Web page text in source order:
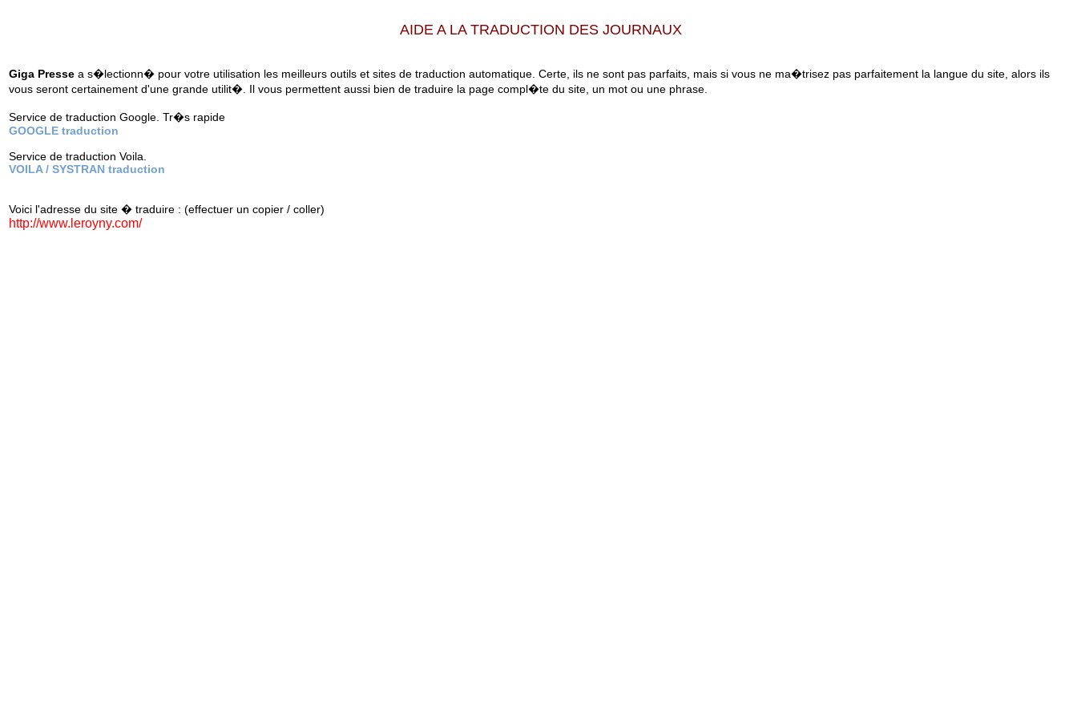
AIDE A LA TRADUCTION DES JOURNAUX
Giga Presse a s�lectionn� pour votre utilisation les meilleurs outils et sites de traduction automatique. Certe, ils ne sont pas parfaits, mais si vous ne ma�trisez pas parfaitement la langue du site, alors ils
vous seront certainement d'une grande utilit�. Il vous permettent aussi bien de traduire la page compl�te du site, un mot ou une phrase.
Service de traduction Google. Tr�s rapide
GOOGLE traduction
Service de traduction Voila.
VOILA / SYSTRAN traduction
Voici l'adresse du site � traduire : (effectuer un copier / coller)
http://www.leroyny.com/